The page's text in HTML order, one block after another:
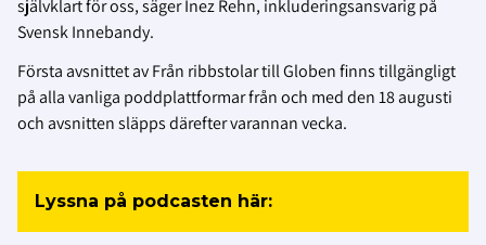
självklart för oss, säger Inez Rehn, inkluderingsansvarig på
Svensk Innebandy.
Första avsnittet av Från ribbstolar till Globen finns tillgängligt
på alla vanliga poddplattformar från och med den 18 augusti
och avsnitten släpps därefter varannan vecka.
Lyssna på podcasten här: